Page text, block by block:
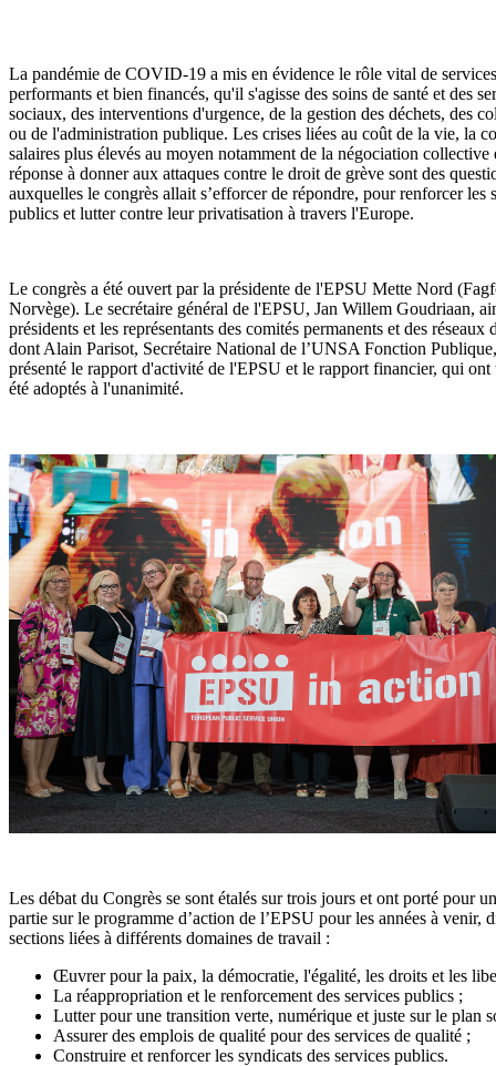
La pandémie de COVID-19 a mis en évidence le rôle vital de
performants et bien financés, qu'il s'agisse des soins de santé et des
sociaux, des interventions d'urgence, de la gestion des déchets, des
ou de l'administration publique. Les crises liées au coût de la vie, la
salaires plus élevés au moyen notamment de la négociation collective
réponse à donner aux attaques contre le droit de grève sont des
auxquelles le congrès allait s’efforcer de répondre, pour renforcer les
publics et lutter contre leur privatisation à travers l'Europe.
Le congrès a été ouvert par la présidente de l'EPSU Mette Nord
Norvège). Le secrétaire général de l'EPSU, Jan Willem Goudriaan,
présidents et les représentants des comités permanents et des réseaux
dont Alain Parisot, Secrétaire National de l’UNSA Fonction
présenté le rapport d'activité de l'EPSU et le rapport financier, qui ont
été adoptés à l'unanimité.
Les débat du Congrès se sont étalés sur trois jours et ont porté pour
partie sur le programme d’action de l’EPSU pour les années à venir,
sections liées à différents domaines de travail :
Œuvrer pour la paix, la démocratie, l'égalité, les droits et les
La réappropriation et le renforcement des services publics ;
Lutter pour une transition verte, numérique et juste sur le plan
Assurer des emplois de qualité pour des services de qualité ;
Construire et renforcer les syndicats des services publics.